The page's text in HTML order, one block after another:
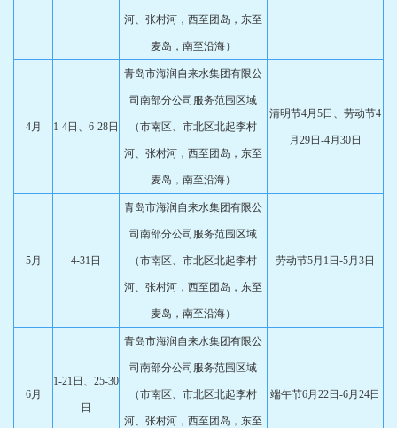
河、张村河，西至团岛，东至
麦岛，南至沿海）
4月 1-4日、6-28日
青岛市海润自来水集团有限公
司南部分公司服务范围区域
（市南区、市北区北起李村
河、张村河，西至团岛，东至
麦岛，南至沿海）
清明节4月5日、劳动节4
月29日-4月30日
5月 4-31日
青岛市海润自来水集团有限公
司南部分公司服务范围区域
（市南区、市北区北起李村
河、张村河，西至团岛，东至
麦岛，南至沿海）
劳动节5月1日-5月3日
6月
1-21日、25-30
日
青岛市海润自来水集团有限公
司南部分公司服务范围区域
（市南区、市北区北起李村
河、张村河，西至团岛，东至
端午节6月22日-6月24日